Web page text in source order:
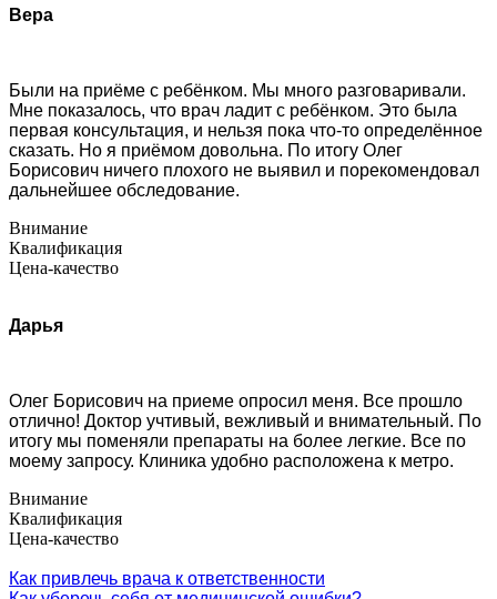
Вера
Были на приёме с ребёнком. Мы много разговаривали.
Мне показалось, что врач ладит с ребёнком. Это была
первая консультация, и нельзя пока что-то определённое
сказать. Но я приёмом довольна. По итогу Олег
Борисович ничего плохого не выявил и порекомендовал
дальнейшее обследование.
Внимание
Квалификация
Цена-качество
Дарья
Олег Борисович на приеме опросил меня. Все прошло
отлично! Доктор учтивый, вежливый и внимательный. По
итогу мы поменяли препараты на более легкие. Все по
моему запросу. Клиника удобно расположена к метро.
Внимание
Квалификация
Цена-качество
Как привлечь врача к ответственности